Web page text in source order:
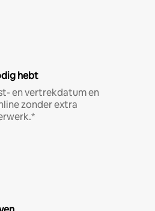
hebt
en vertrekdatum en
zonder extra